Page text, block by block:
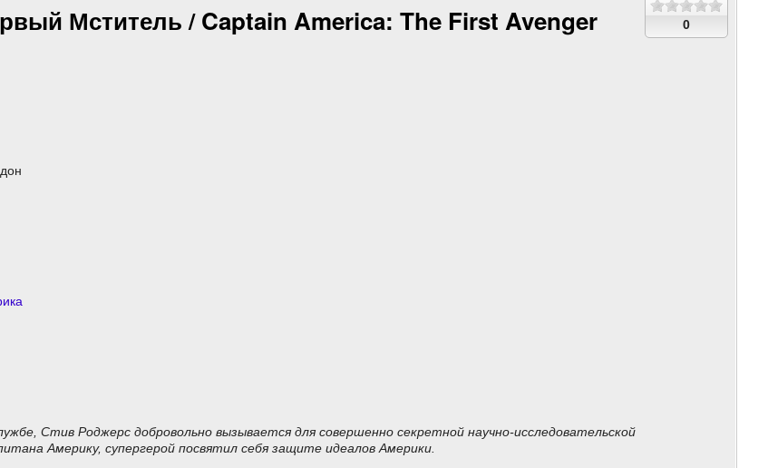
0
Мститель / Captain America: The First Avenger
Стив Роджерс добровольно вызывается для совершенно секретной научно-исследовательской
Америку, супергерой посвятил себя защите идеалов Америки.